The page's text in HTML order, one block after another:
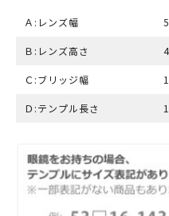
Ａ:レンズ幅
Ｂ:レンズ高さ
Ｃ:ブリッジ幅
Ｄ:テンプル長さ